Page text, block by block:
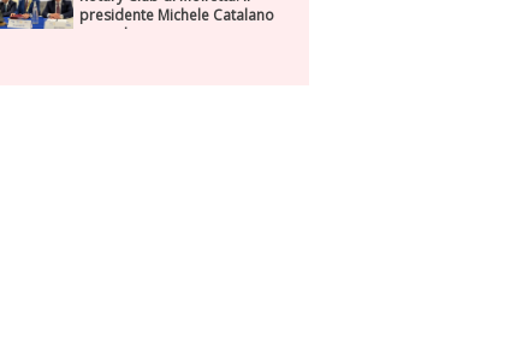
presidente Michele Catalano
succede a se stesso